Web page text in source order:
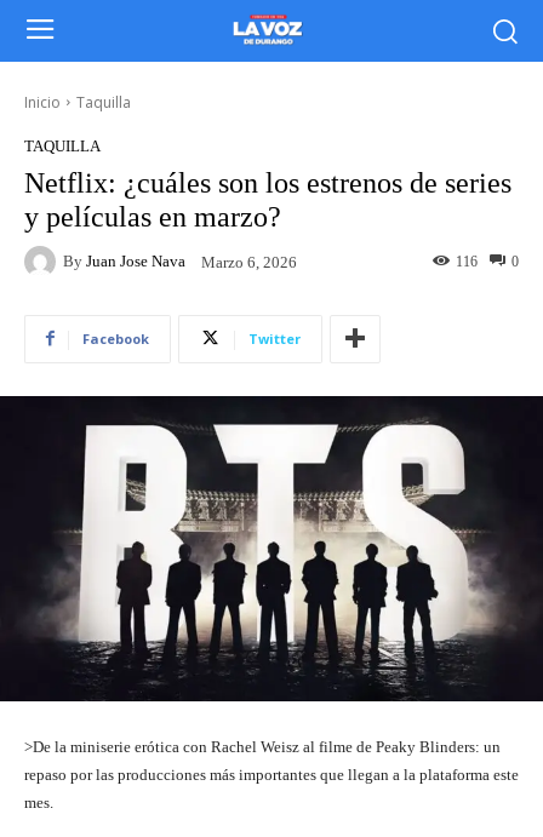
Inicio Taquilla
TAQUILLA
Netflix: ¿cuáles son los estrenos de series
y películas en marzo?
By Juan Jose Nava Marzo 6, 2026 0
116
Facebook Twitter
>De la miniserie erótica con Rachel Weisz al filme de Peaky Blinders: un
repaso por las producciones más importantes que llegan a la plataforma este
mes.